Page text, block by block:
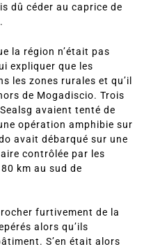
dû céder au caprice de
la région n’était pas
expliquer que les
les zones rurales et qu’il
de Mogadiscio. Trois
avaient tenté de
opération amphibie sur
avait débarqué sur une
contrôlée par les
km au sud de
furtivement de la
alors qu’ils
S’en était alors